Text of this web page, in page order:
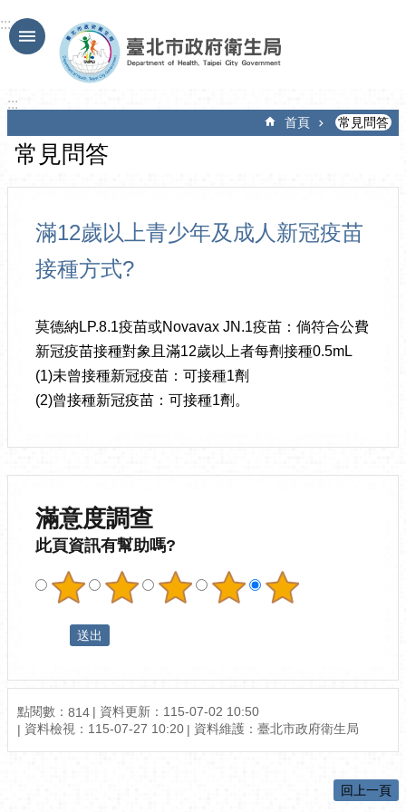
跳到主要內容區塊
:::
:::
首頁 常見問答
常見問答
滿12歲以上青少年及成人新冠疫苗
接種方式?
莫德納LP.8.1疫苗或Novavax JN.1疫苗：倘符合公費
新冠疫苗接種對象且滿12歲以上者每劑接種0.5mL
(1)未曾接種新冠疫苗：可接種1劑
(2)曾接種新冠疫苗：可接種1劑。
滿意度調查
此頁資訊有幫助嗎?
點閱數： 814
資料更新：115-07-02 10:50
資料檢視：115-07-27 10:20
資料維護：臺北市政府衛生局
回上一頁